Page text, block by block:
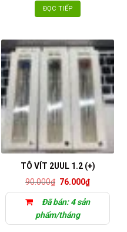
ĐỌC TIẾP
TÔ VÍT 2UUL 1.2 (+)
90.000₫ Giá
là:
90.000₫.
76.000₫Giá
là:
Đã bán: 4 sản
phẩm/tháng